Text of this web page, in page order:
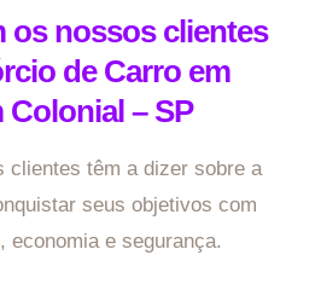
os nossos clientes
de Carro em
Colonial – SP
clientes têm a dizer sobre a
seus objetivos com
economia e segurança.